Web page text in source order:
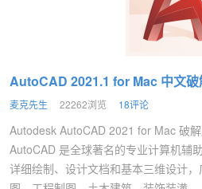
AutoCAD 2021.1 for Mac 中文
麦克先生 22262浏览 18评论
Autodesk AutoCAD 2021 for Mac 破
AutoCAD 是全球著名的专业计算机辅
详细绘制、设计文档和基本三维设计